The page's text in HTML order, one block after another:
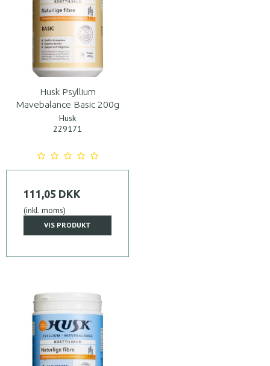
Husk Psyllium
Mavebalance Basic 200g
Husk
229171
111,05 DKK
(inkl. moms)
VIS PRODUKT